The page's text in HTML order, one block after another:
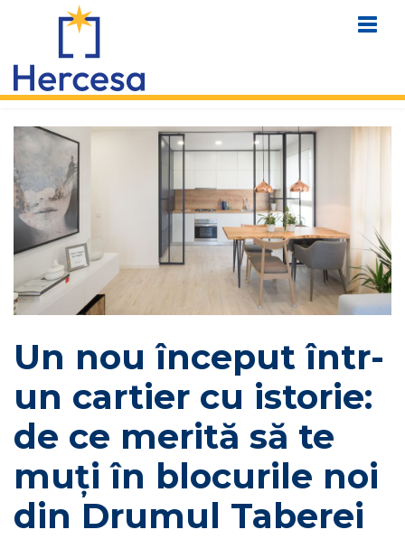
Un nou început într-
un cartier cu istorie:
de ce merită să te
muți în blocurile noi
din Drumul Taberei